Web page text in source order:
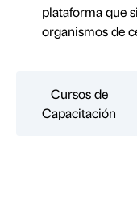
plataforma que
organismos de
Cursos de
Capacitación